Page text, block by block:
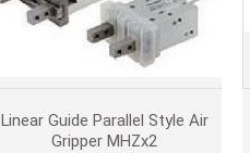
Linear Guide Parallel Style Air
Gripper MHZx2